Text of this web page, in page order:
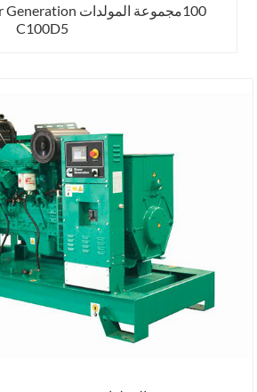
100مجموعة المولدات kva Cummins Power Generation